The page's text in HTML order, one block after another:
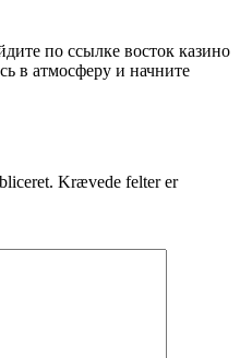
по ссылке восток казино
в атмосферу и начните
Krævede felter er